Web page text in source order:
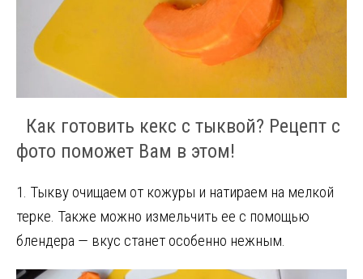
Как готовить кекс с тыквой? Рецепт с
фото поможет Вам в этом!
1. Тыкву очищаем от кожуры и натираем на мелкой
терке. Также можно измельчить ее с помощью
блендера — вкус станет особенно нежным.